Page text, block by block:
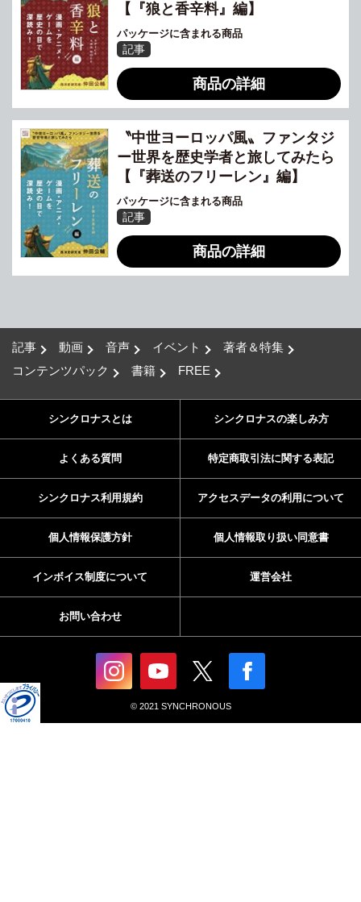
【『狼と香辛料』編】
パッケージに含まれる商品
記事
商品の詳細
〝中世ヨーロッパ風〟ファンタジ
ー世界を歴史学者と旅してみたら
【『葬送のフリーレン』編】
パッケージに含まれる商品
記事
商品の詳細
記事 動画 音声 イベント
著者＆特集
コンテンツパック
書籍 FREE
シンクロナスとは シンクロナスの楽しみ方
よくある質問 特定商取引法に関する表記
シンクロナス利用規約 アクセスデータの利用について
個人情報保護方針 個人情報取り扱い同意書
インボイス制度について 運営会社
お問い合わせ
© 2021 SYNCHRONOUS